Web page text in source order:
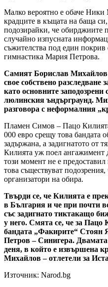
Малко вероятно е обаче
крадците в къщата на баща
подозирайки, че обирджиите
случайно изпусната
съжителства под един покрив
гимнастика Мария Петрова.
Самият Борислав Михайлов
свое собствено разследване
като основните заподозрени
люлинския ъндърграунд.
разговора с неформалния
Пламен Симов – Пацо
000 евро срещу това бандата
задържана, а задигнатото от
Килията уж поел ангажимент
този момент не е
това съществуват
организатори на обира.
Твърди се, че Килията е
в България и че при почти
със задигнато тиктакащо
у него. Смята се, че за Пацо
бандата „Факирите“ Стоян
Петров – Синигера.
деня, в който е извършена
Михайлов – отлетели за
Източник: Narod.bg